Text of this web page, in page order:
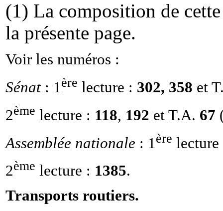
(1) La composition de
la présente page.
Voir les numéros :
Sénat: 1ère lecture : 302, 358 et
2ème lecture : 118, 192 et T.A. 67
Assemblée nationale : 1 ère lecture
2ème lecture : 1385.
Transports routiers.